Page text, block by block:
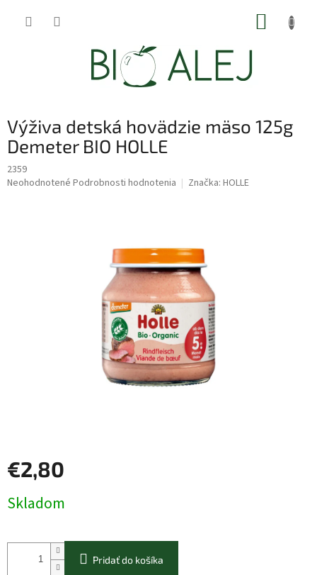
Výživa detská hovädzie mäso 125g
Demeter BIO HOLLE
2359
Priemerné
Neohodnotené Podrobnosti hodnotenia Značka: HOLLE
€2,80
cena:
Skladom
Pridať do košíka